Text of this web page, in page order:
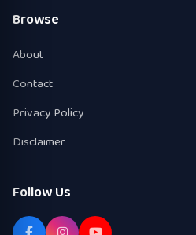
Browse
About
Contact
Privacy Policy
Disclaimer
Follow Us